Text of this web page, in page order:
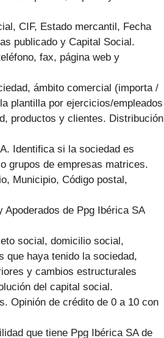
CIF, Estado mercantil, Fecha
publicado y Capital Social.
fax, página web y
ámbito comercial (importa /
plantilla por ejercicios/empleados
productos y clientes. Distribución
Identifica si la sociedad es
grupos de empresas matrices.
Municipio, Código postal,
de Ppg Ibérica SA
social, domicilio social,
que haya tenido la sociedad,
y cambios estructurales
del capital social.
Opinión de crédito de 0 a 10 con
que tiene Ppg Ibérica SA de